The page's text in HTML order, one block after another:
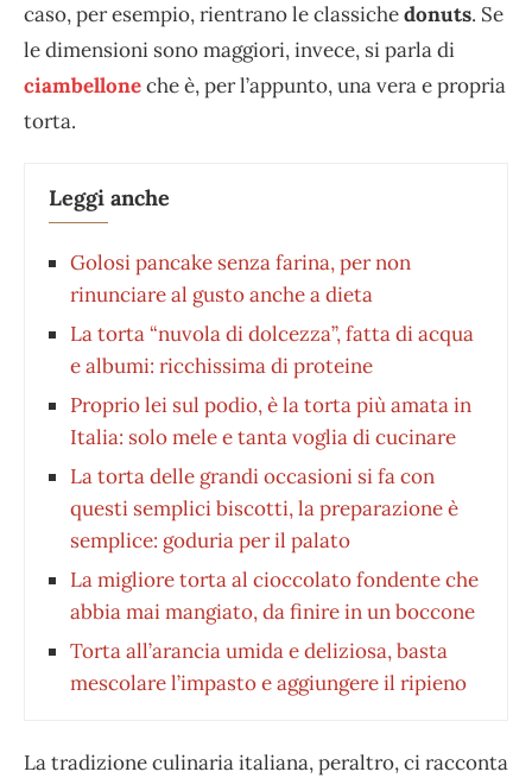
caso, per esempio, rientrano le classichedonuts. Se
le dimensioni sono maggiori, invece, si parla di
ciambelloneche è, per l’appunto, una vera e propria
torta.
Leggi anche
Golosi pancake senza farina, per non
rinunciare al gusto anche a dieta
La torta “nuvola di dolcezza”, fatta di acqua
e albumi: ricchissima di proteine
Proprio lei sul podio, è la torta più amata in
Italia: solo mele e tanta voglia di cucinare
La torta delle grandi occasioni si fa con
questi semplici biscotti, la preparazione è
semplice: goduria per il palato
La migliore torta al cioccolato fondente che
abbia mai mangiato, da finire in un boccone
Torta all’arancia umida e deliziosa, basta
mescolare l’impasto e aggiungere il ripieno
La tradizione culinaria italiana, peraltro, ci racconta